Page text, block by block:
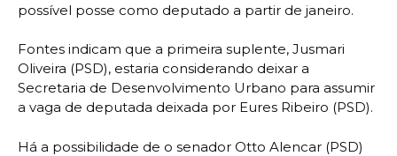
possível posse como deputado a partir de janeiro.
Fontes indicam que a primeira suplente, Jusmari
Oliveira (PSD), estaria considerando deixar a
Secretaria de Desenvolvimento Urbano para assumir
a vaga de deputada deixada por Eures Ribeiro (PSD).
Há a possibilidade de o senador Otto Alencar (PSD)